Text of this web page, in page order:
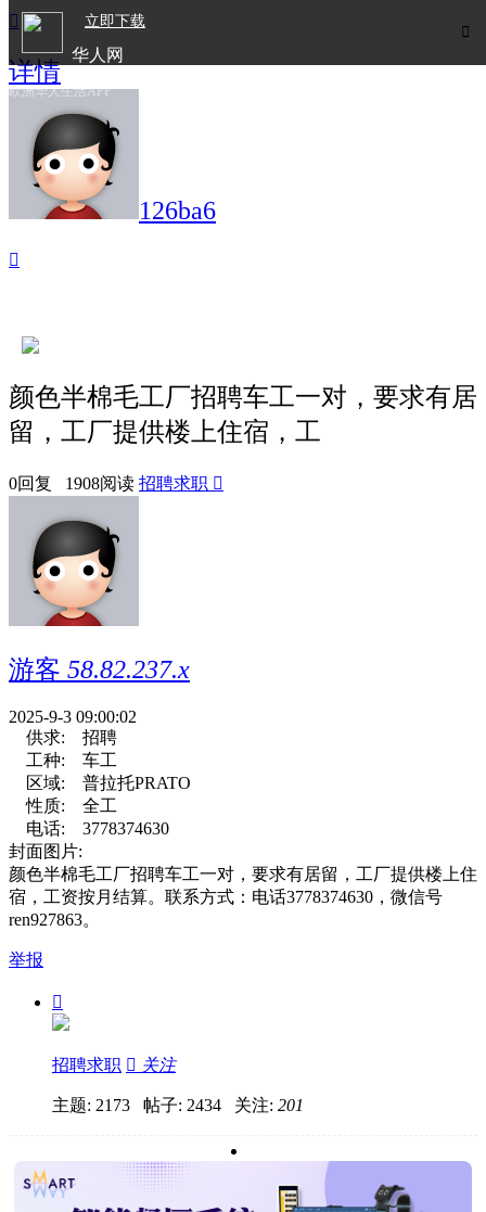

立即下载
华人网
欧洲华人生活APP

详情
126ba6

颜色半棉毛工厂招聘车工一对，要求有居
留，工厂提供楼上住宿，工
0回复 1908阅读 招聘求职 
游客 58.82.237.x
2025-9-3 09:00:02
供求:
招聘
工种:
车工
区域:
普拉托PRATO
性质:
全工
电话:
3778374630
封面图片:
颜色半棉毛工厂招聘车工一对，要求有居留，工厂提供楼上住
宿，工资按月结算。联系方式：电话3778374630，微信号
ren927863。
举报

招聘求职  关注
主题: 2173 帖子: 2434 关注: 201